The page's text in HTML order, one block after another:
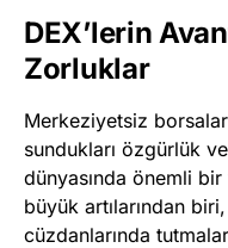
DEX’lerin
Zorluklar
Merkeziyetsiz borsalar
sundukları özgürlük
dünyasında önemli
büyük artılarından biri,
cüzdanlarında